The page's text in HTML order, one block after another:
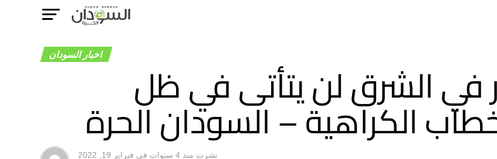
اخبار السودان
في الشرق لن يتأتى في ظل
الكراهية – السودان الحرة
نشرت منذ 4 سنوات في فبراير 19, 2022